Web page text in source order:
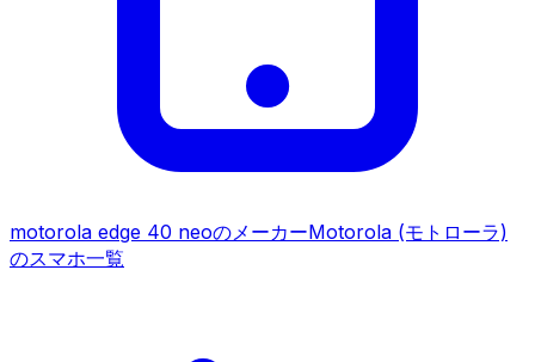
motorola edge 40 neoのメーカーMotorola (モトローラ)
のスマホ一覧